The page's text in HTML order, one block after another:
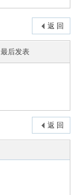
返 回
最后发表
返 回